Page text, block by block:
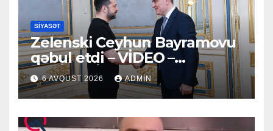
SIYASƏT
Zelenski Ceyhun Bayramovu
qəbul etdi – VİDEO –
YENİLƏNİB
6 AVQUST 2026 ADMIN